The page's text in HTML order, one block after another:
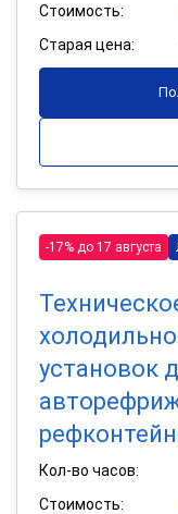
Стоимость:
Старая цена:
-17% до 17 августа
установок
Кол-во часов:
Стоимость: